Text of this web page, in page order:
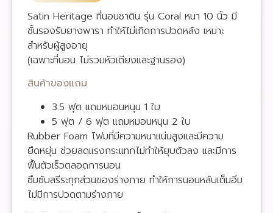
Satin Heritage ที่นอนซาติน รุ่น Coral หนา 10 นิ้ว มี
ชั้นรองรับยางพารา ทำให้ไม่เกิดการปวดหลัง เหมาะ
สำหรับผู้สูงอายุ
(เฉพาะที่นอน ไม่รวมหัวเตียงและฐานรอง)
สินค้าของแถม
3.5 ฟุต แถมหมอนหนุน 1 ใบ
5 ฟุต / 6 ฟุต แถมหมอนหนุน 2 ใบ
Rubber Foam โฟมที่มีความหนาแน่นสูงและมีความ
ยืดหยุ่น ช่วยลดแรงกระแทกไม่ทำให้ยุบตัวลง และมีการ
ฟื้นตัวเร็วตลอดการนอน
ซึมซับสรีระทุกส่วนของร่างกาย ทำให้การนอนหลับเต็มอิ่ม
ไม่มีการปวดตามร่างกาย